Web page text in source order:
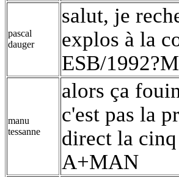
pascal
dauger
salut, je
explos à la
ESB/
manu
tessanne
alors ça
c'est pas la
direct la
A+MAN